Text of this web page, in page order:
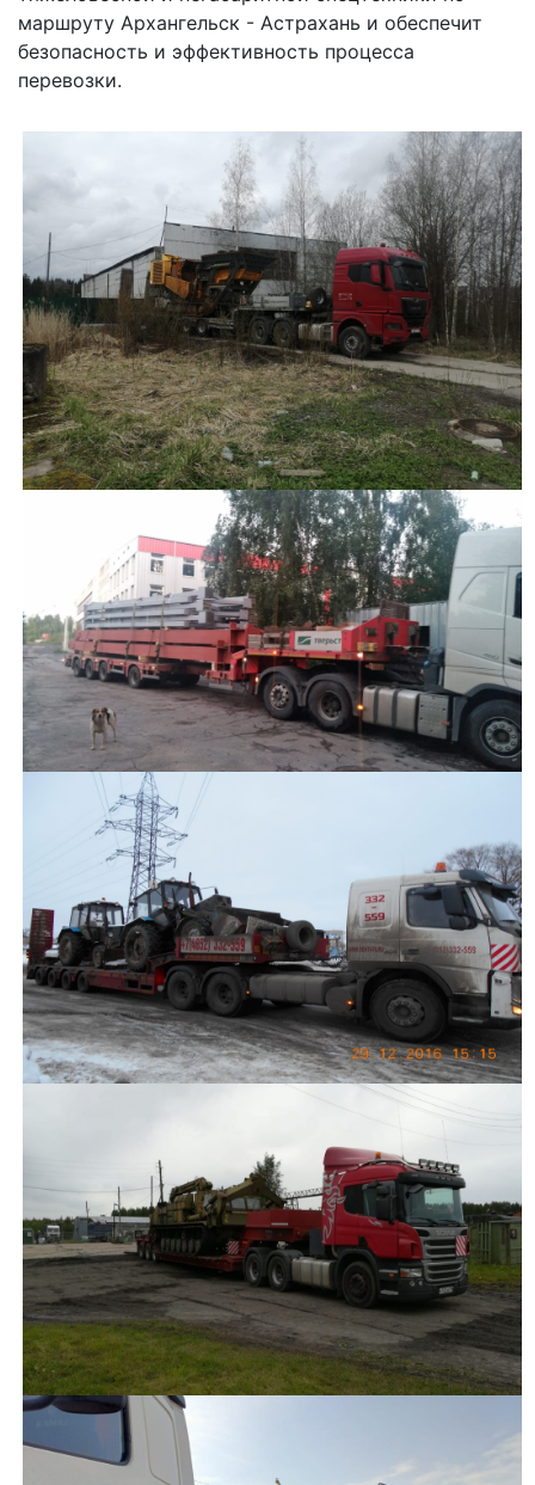
маршруту Архангельск - Астрахань и обеспечит
безопасность и эффективность процесса
перевозки.